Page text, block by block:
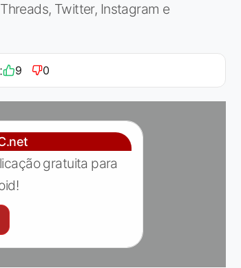
Twitter, Instagram e
9 0
gratuita para